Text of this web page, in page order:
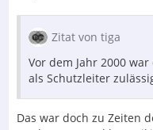
Zitat von tiga
Vor dem Jahr 2000
als Schutzleiter
Das war doch zu Zeiten